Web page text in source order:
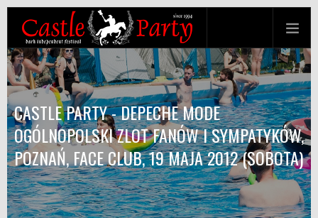
CASTLE PARTY - DEPECHE MODE
OGÓLNOPOLSKI ZLOT FANÓW I SYMPATYKÓW,
POZNAŃ, FACE CLUB, 19 MAJA 2012 (SOBOTA)